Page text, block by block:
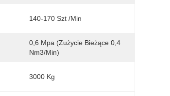
140-170 Szt /min
0,6 Mpa (zużycie Bieżące 0,4
Nm3/min)
3000 Kg